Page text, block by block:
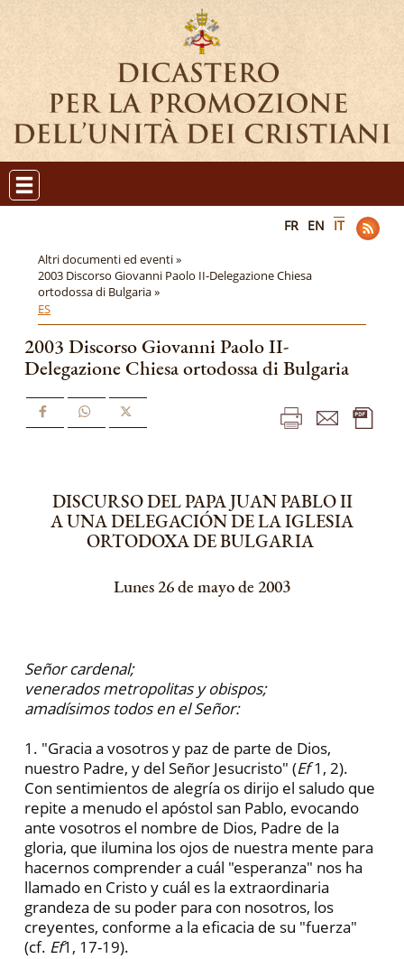
FR EN IT
Altri documenti ed eventi »
2003 Discorso Giovanni Paolo II-Delegazione Chiesa
ortodossa di Bulgaria »
ES
2003 Discorso Giovanni Paolo II-
Delegazione Chiesa ortodossa di Bulgaria
DISCURSO DEL PAPA JUAN PABLO II
A UNA DELEGACIÓN DE LA IGLESIA
ORTODOXA DE BULGARIA
Lunes 26 de mayo de 2003
Señor cardenal;
venerados metropolitas y obispos;
amadísimos todos en el Señor:
1. "Gracia a vosotros y paz de parte de Dios,
nuestro Padre, y del Señor Jesucristo" (Ef1, 2).
Con sentimientos de alegría os dirijo el saludo que
repite a menudo el apóstol san Pablo, evocando
ante vosotros el nombre de Dios, Padre de la
gloria, que ilumina los ojos de nuestra mente para
hacernos comprender a cuál "esperanza" nos ha
llamado en Cristo y cuál es la extraordinaria
grandeza de su poder para con nosotros, los
creyentes, conforme a la eficacia de su "fuerza"
(cf. Ef1, 17-19).